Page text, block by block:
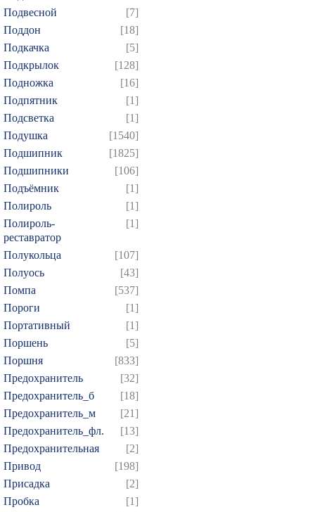
Подвесной
[7]
Поддон
[18]
Подкачка
[5]
Подкрылок
[128]
Подножка
[16]
Подпятник
[1]
Подсветка
[1]
Подушка
[1540]
Подшипник
[1825]
Подшипники
[106]
Подъёмник
[1]
Полироль
[1]
Полироль-
реставратор
[1]
Полукольца
[107]
Полуось
[43]
Помпа
[537]
Пороги
[1]
Портативный
[1]
Поршень
[5]
Поршня
[833]
Предохранитель
[32]
Предохранитель_б
[18]
Предохранитель_м
[21]
Предохранитель_фл.
[13]
Предохранительная
[2]
Привод
[198]
Присадка
[2]
Пробка
[1]